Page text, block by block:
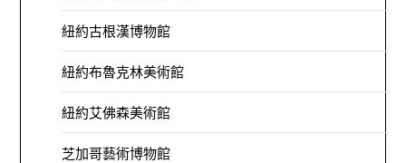
紐約古根漢博物館
紐約布魯克林美術館
紐約艾佛森美術館
芝加哥藝術博物館